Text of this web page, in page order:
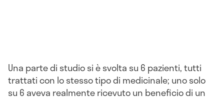
Una parte di studio si è svolta su 6 pazienti, tutti
trattati con lo stesso tipo di medicinale; uno solo
su 6 aveva realmente ricevuto un beneficio di un